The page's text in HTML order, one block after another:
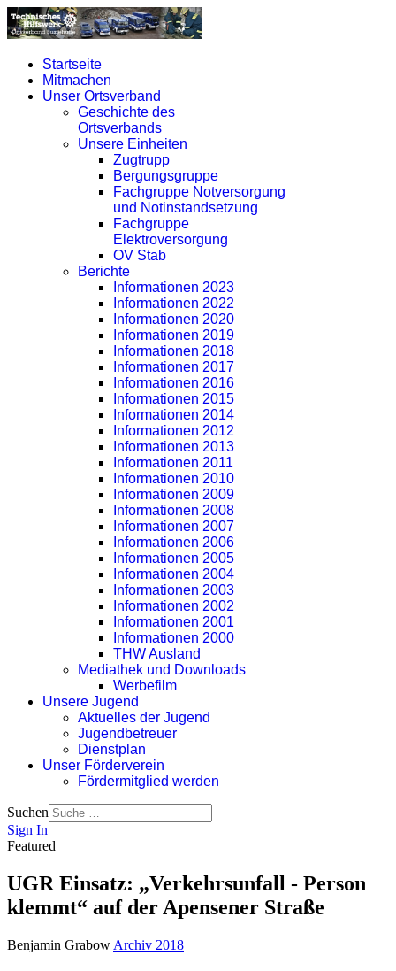
Startseite
Mitmachen
Unser Ortsverband
Geschichte des
Ortsverbands
Unsere Einheiten
Zugtrupp
Bergungsgruppe
Fachgruppe Notversorgung
und Notinstandsetzung
Fachgruppe
Elektroversorgung
OV Stab
Berichte
Informationen 2023
Informationen 2022
Informationen 2020
Informationen 2019
Informationen 2018
Informationen 2017
Informationen 2016
Informationen 2015
Informationen 2014
Informationen 2012
Informationen 2013
Informationen 2011
Informationen 2010
Informationen 2009
Informationen 2008
Informationen 2007
Informationen 2006
Informationen 2005
Informationen 2004
Informationen 2003
Informationen 2002
Informationen 2001
Informationen 2000
THW Ausland
Mediathek und Downloads
Werbefilm
Unsere Jugend
Aktuelles der Jugend
Jugendbetreuer
Dienstplan
Unser Förderverein
Fördermitglied werden
Suchen
Sign In
Featured
UGR Einsatz: „Verkehrsunfall - Person
klemmt“ auf der Apensener Straße
Benjamin Grabow Archiv 2018